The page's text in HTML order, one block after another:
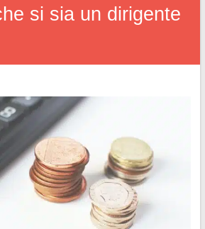
si sia un dirigente